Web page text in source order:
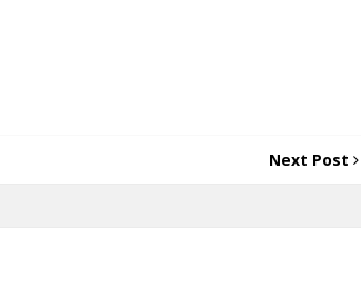
Next Post